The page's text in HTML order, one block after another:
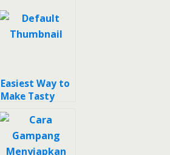
anti gagal
Easiest Way to
Make Tasty
Cara membuat
Boba(pearl) 2
bahan anti
gagal